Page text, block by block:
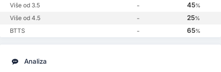
Više od 3.5 - 45%
Više od 4.5 - 25%
BTTS - 65%
Analiza